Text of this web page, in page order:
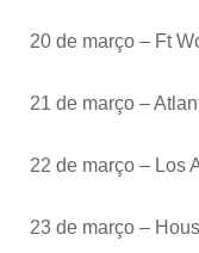
20 de março – Ft
21 de março –
22 de março – Los
23 de março –